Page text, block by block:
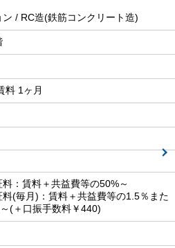
ン / RC造(鉄筋コンクリート造)
料 1ヶ月
：賃料＋共益費等の50%～
料(毎月)：賃料＋共益費等の1.5％また
(＋口振手数料￥440)